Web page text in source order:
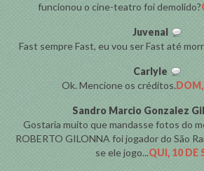
funcionou o cine-teatro foi demolido?
Juvenal
Fast sempre Fast, eu vou ser Fast até
Carlyle
Ok. Mencione os créditos.DOM,
Sandro Marcio Gonzalez
Gostaria muito que mandasse fotos do
ROBERTO GILONNA foi jogador do São
se ele jogo...QUI, 10 DE